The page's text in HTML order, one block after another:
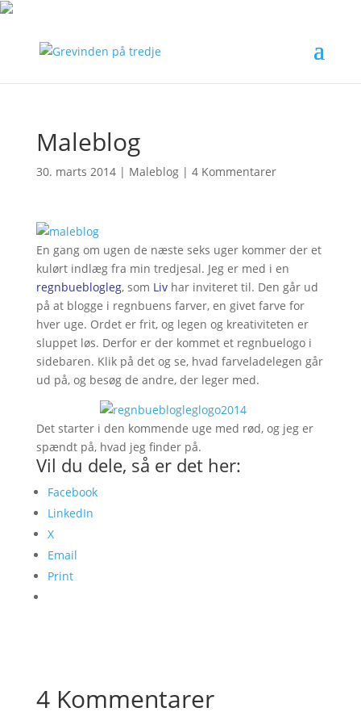
Maleblog
30. marts 2014| Maleblog| 4 Kommentarer
En gang om ugen de næste seks uger kommer der et
kulørt indlæg fra min tredjesal. Jeg er med i en
regnbueblogleg, som Livhar inviteret til. Den går ud
på at blogge i regnbuens farver, en givet farve for
hver uge. Ordet er frit, og legen og kreativiteten er
sluppet løs. Derfor er der kommet et regnbuelogo i
sidebaren. Klik på det og se, hvad farveladelegen går
ud på, og besøg de andre, der leger med.
Det starter i den kommende uge med rød, og jeg er
spændt på, hvad jeg finder på.
Vil du dele, så er det her:
Facebook
LinkedIn
X
Email
Print
4 Kommentarer